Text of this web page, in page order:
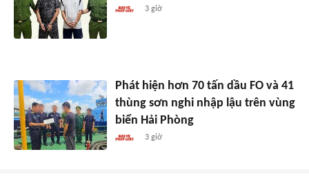
3 giờ
Phát hiện hơn 70 tấn dầu FO và 41
thùng sơn nghi nhập lậu trên vùng
biển Hải Phòng
3 giờ